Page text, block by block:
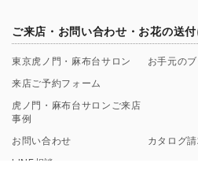
ご来店・お問い合わせ・お花の送
東京虎ノ門・麻布台サロン
来店ご予約フォーム
虎ノ門・麻布台サロンご来店
事例
お手元の
お問い合わせ
カタログ
LINE相談